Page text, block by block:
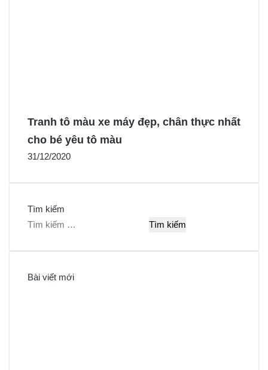
Tranh tô màu xe máy đẹp, chân thực nhất
cho bé yêu tô màu
31/12/2020
Tìm kiếm
T
Bài viết mới